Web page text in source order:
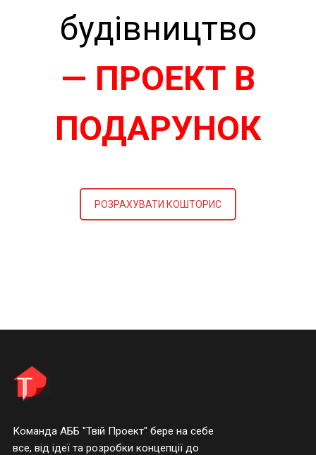
будівництво
— ПРОЕКТ В
ПОДАРУНОК
РОЗРАХУВАТИ КОШТОРИС
Команда АББ "Твій Проект" бере на себе
все, від ідеї та розробки концепції до